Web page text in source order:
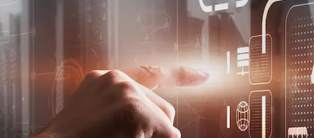
جهات الاتصال